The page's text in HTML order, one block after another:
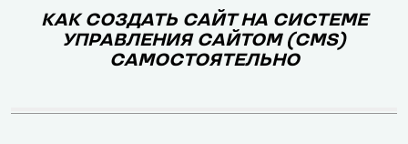
КАК СОЗДАТЬ САЙТ НА СИСТЕМЕ
УПРАВЛЕНИЯ САЙТОМ (CMS)
САМОСТОЯТЕЛЬНО